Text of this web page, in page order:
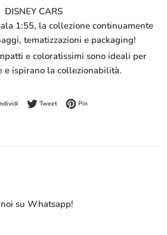
DISNEY CARS
1:55, la collezione continuamente
tematizzazioni e packaging!
e coloratissimi sono ideali per
e ispirano la collezionabilità.
Condividi su Facebook
TweetTwitta su Twitter
PinPinna su Pinterest
su Whatsapp!